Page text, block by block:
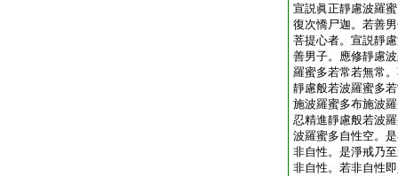
宣説眞正靜慮波羅
復次憍尸迦。若善
菩提心者。宣説靜
善男子。應修靜慮
羅蜜多若常若無常
靜慮般若波羅蜜多
施波羅蜜多布施波
忍精進靜慮般若波
波羅蜜多自性空。
非自性。是淨戒乃
非自性。若非自性